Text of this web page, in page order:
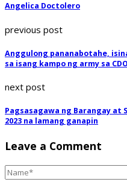
Angelica Doctolero
previous post
Anggulong pananabotahe,
sa isang kampo ng army sa CDO
next post
Pagsasagawa ng Barangay at
2023 na lamang ganapin
Leave a Comment